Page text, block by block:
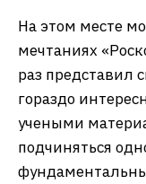
На этом месте
мечтаниях
раз представил
гораздо
учеными
подчиняться